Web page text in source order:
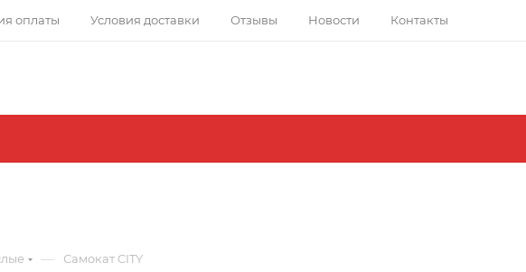
оплаты Условия доставки Отзывы Новости Контакты
— Самокат CITY